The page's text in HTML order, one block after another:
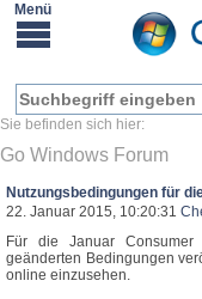
Go Windows Forum
Nutzungsbedingungen für
22. Januar 2015, 10:20:31
Für die Januar
geänderten Bedingungen
online einzusehen.